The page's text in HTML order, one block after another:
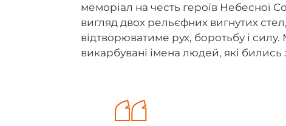
меморіал на честь героїв Небесної
вигляд двох рельєфних вигнутих
відтворюватиме рух, боротьбу і
викарбувані імена людей, які бились